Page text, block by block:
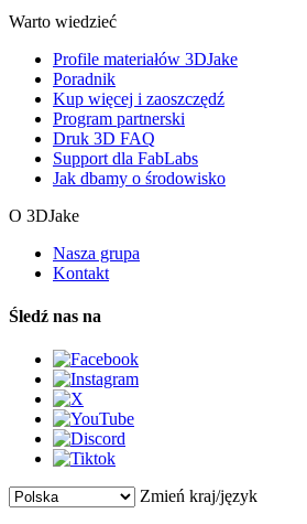
Warto wiedzieć
Profile materiałów 3DJake
Poradnik
Kup więcej i zaoszczędź
Program partnerski
Druk 3D FAQ
Support dla FabLabs
Jak dbamy o środowisko
O 3DJake
Nasza grupa
Kontakt
Śledź nas na
Zmień kraj/język